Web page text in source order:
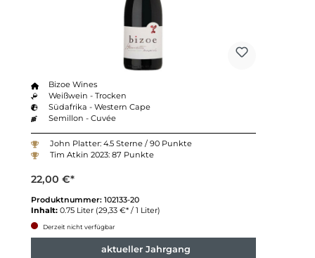
Bizoe Wines
Weißwein - Trocken
Südafrika - Western Cape
Semillon - Cuvée
John Platter: 4.5 Sterne / 90 Punkte
Tim Atkin 2023: 87 Punkte
22,00 €*
Produktnummer: 102133-20
Inhalt: 0.75 Liter (29,33 €* / 1 Liter)
Derzeit nicht verfügbar
aktueller Jahrgang